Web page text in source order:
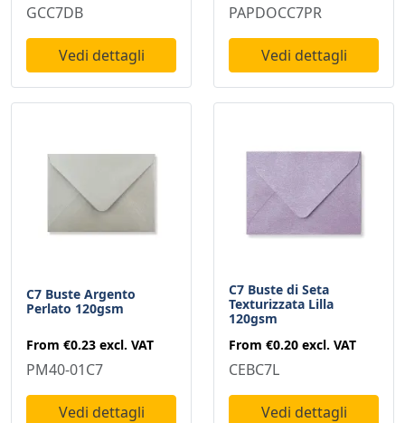
GCC7DB
Vedi dettagli
PAPDOCC7PR
Vedi dettagli
C7 Buste Argento
Perlato 120gsm
From €0.23 excl. VAT
PM40-01C7
Vedi dettagli
C7 Buste di Seta
Texturizzata Lilla
120gsm
From €0.20 excl. VAT
CEBC7L
Vedi dettagli